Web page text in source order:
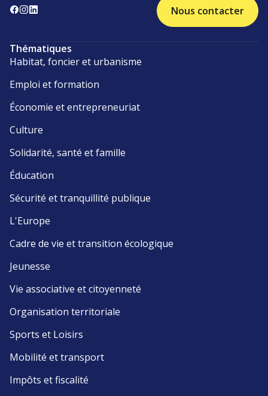
Nous contacter
Thématiques
Habitat, foncier et urbanisme
Emploi et formation
Économie et entrepreneuriat
Culture
Solidarité, santé et famille
Éducation
Sécurité et tranquillité publique
L'Europe
Cadre de vie et transition écologique
Jeunesse
Vie associative et citoyenneté
Organisation territoriale
Sports et Loisirs
Mobilité et transport
Impôts et fiscalité